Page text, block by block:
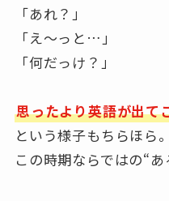
「あれ？」
「え〜っと…」
「何だっけ？」
思ったより英語が出
という様子もちらほら。
この時期ならではの“あ